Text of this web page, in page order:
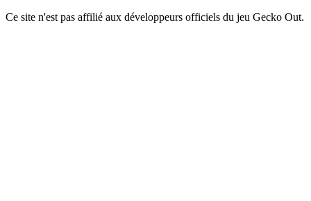
Ce site n'est pas affilié aux développeurs officiels du jeu Gecko Out.